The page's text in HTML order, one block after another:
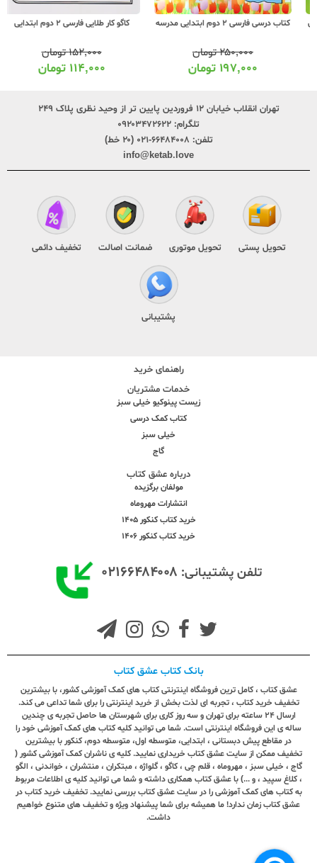
کتاب درسی فارسی 2 دوم ابتدایی مدرسه
۲۵۰,۰۰۰تومان
۱۹۷,۰۰۰تومان
کاگو کار طلایی فارسی 2 دوم ابتدایی
۱۵۲,۰۰۰تومان
۱۱۴,۰۰۰تومان
تهران انقلاب خیابان ۱۲ فروردین پایین تر از وحید نظری پلاک ۲۴۹
تلگرام: ۰۹۲۰۳۴۷۲۶۲۲
تلفن: ۶۶۴۸۴۰۰۸-۰۲۱ (۲۰ خط)
info@ketab.love
تحویل پستی تحویل موتوری ضمانت اصالت تخفیف دائمی
پشتیبانی
راهنمای خرید
خدمات مشتریان
زیست پینوکیو خیلی سبز
کتاب کمک درسی
خیلی سبز
گاج
درباره عشق کتاب
مولفان برگزیده
انتشارات مهروماه
خرید کتاب کنکور 1405
خرید کتاب کنکور 1406
تلفن پشتیبانی: ۰۲۱۶۶۴۸۴۰۰۸
بانک کتاب عشق کتاب
عشق کتاب ، کامل ترین فروشگاه اینترنتی کتاب های کمک آموزشی کشور، با بیشترین
تخفیف خرید کتاب ، تجربه ای لذت بخش از خرید اینترنتی را برای شما تداعی می کند.
ارسال ٢٤ ساعته برای تهران و سه روز کاری برای شهرستان ها حاصل تجربه ی چندین
ساله ی این فروشگاه اینترنتی است. شما می توانید کلیه کتاب های کمک آموزشی خود را
در مقاطع پیش دبستانی ، ابتدایی، متوسطه اول، متوسطه دوم، کنکور با بیشترین
تخفیف ممکن از سایت عشق کتاب خریداری نمایید. کلیه ی ناشران کمک آموزشی کشور (
گاج ، خیلی سبز ، مهروماه ، قلم چی ، کاگو ، گلواژه ، مبتکران ، منتشران ، خواندنی ، الگو
، کلاغ سپید ، و ...) با عشق کتاب همکاری داشته و شما می توانید کلیه ی اطلاعات مربوط
به کتاب های کمک آموزشی را در سایت عشق کتاب بررسی نمایید. تخفیف خرید کتاب در
عشق کتاب زمان ندارد! ما همیشه برای شما پیشنهاد ویژه و تخفیف های متنوع خواهیم
داشت.